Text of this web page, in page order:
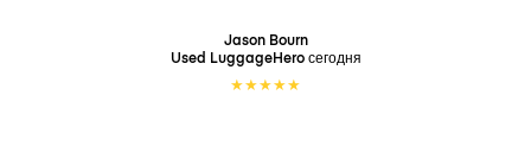
Jason Bourn
Used LuggageHeroсегодня
★★★★★